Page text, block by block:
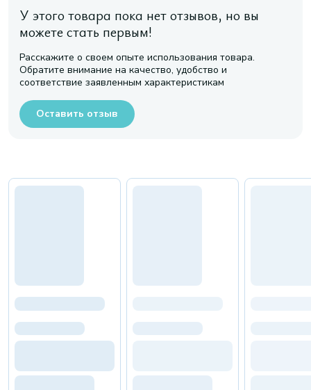
У этого товара пока нет отзывов, но вы
можете стать первым!
Расскажите о своем опыте использования товара.
Обратите внимание на качество, удобство и
соответствие заявленным характеристикам
Оставить отзыв